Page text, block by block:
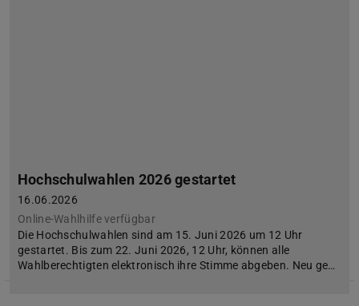
Hochschulwahlen 2026 gestartet
16.06.2026
Online-Wahlhilfe verfügbar
Die Hochschulwahlen sind am 15. Juni 2026 um 12 Uhr
gestartet. Bis zum 22. Juni 2026, 12 Uhr, können alle
Wahlberechtigten elektronisch ihre Stimme abgeben. Neu ge…